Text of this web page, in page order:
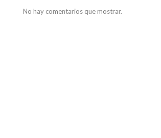
No hay comentarios que mostrar.